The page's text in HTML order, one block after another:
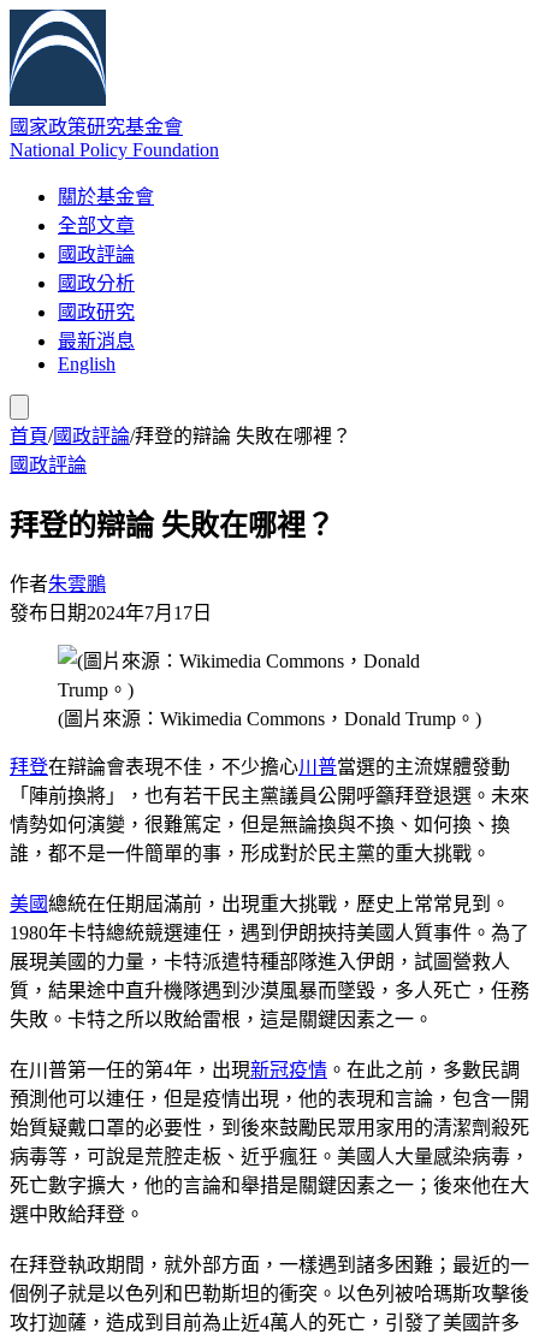
國家政策研究基金會
National Policy Foundation
關於基金會
全部文章
國政評論
國政分析
國政研究
最新消息
English
首頁/國政評論/拜登的辯論 失敗在哪裡？
國政評論
拜登的辯論 失敗在哪裡？
作者朱雲鵬
發布日期2024年7月17日
(圖片來源：Wikimedia Commons，Donald Trump。)
拜登在辯論會表現不佳，不少擔心川普當選的主流媒體發動
「陣前換將」，也有若干民主黨議員公開呼籲拜登退選。未來
情勢如何演變，很難篤定，但是無論換與不換、如何換、換
誰，都不是一件簡單的事，形成對於民主黨的重大挑戰。
美國總統在任期屆滿前，出現重大挑戰，歷史上常常見到。
1980年卡特總統競選連任，遇到伊朗挾持美國人質事件。為了
展現美國的力量，卡特派遣特種部隊進入伊朗，試圖營救人
質，結果途中直升機隊遇到沙漠風暴而墜毀，多人死亡，任務
失敗。卡特之所以敗給雷根，這是關鍵因素之一。
在川普第一任的第4年，出現新冠疫情 。在此之前，多數民調
預測他可以連任，但是疫情出現，他的表現和言論，包含一開
始質疑戴口罩的必要性，到後來鼓勵民眾用家用的清潔劑殺死
病毒等，可說是荒腔走板、近乎瘋狂。美國人大量感染病毒，
死亡數字擴大，他的言論和舉措是關鍵因素之一；後來他在大
選中敗給拜登。
在拜登執政期間，就外部方面，一樣遇到諸多困難；最近的一
個例子就是以色列和巴勒斯坦的衝突。以色列被哈瑪斯攻擊後
攻打迦薩，造成到目前為止近4萬人的死亡，引發了美國許多